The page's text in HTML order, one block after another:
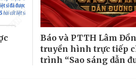
Báo và PTTH Lâm
truyền hình trực tiếp
trình “Sao sáng dẫn